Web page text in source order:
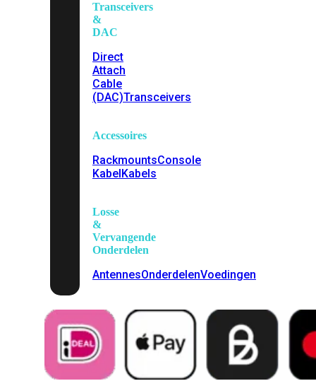
Transceivers
&
DAC
Direct
Attach
Cable
(DAC)Transceivers
Accessoires
RackmountsConsole
KabelKabels
Losse
&
Vervangende
Onderdelen
AntennesOnderdelenVoedingen